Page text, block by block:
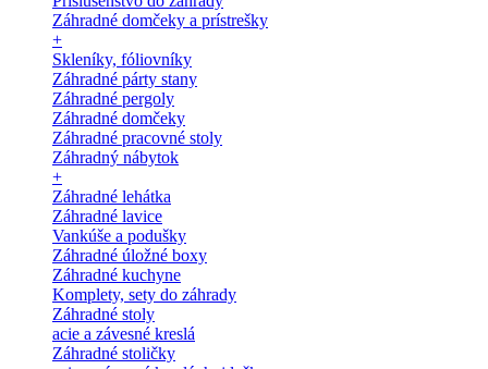
Záhradné domčeky a prístrešky
+
Skleníky, fóliovníky
Záhradné párty stany
Záhradné pergoly
Záhradné domčeky
Záhradné pracovné stoly
Záhradný nábytok
+
Záhradné lehátka
Záhradné lavice
Vankúše a podušky
Záhradné úložné boxy
Záhradné kuchyne
Komplety, sety do záhrady
Záhradné stoly
acie a závesné kreslá
Záhradné stoličky